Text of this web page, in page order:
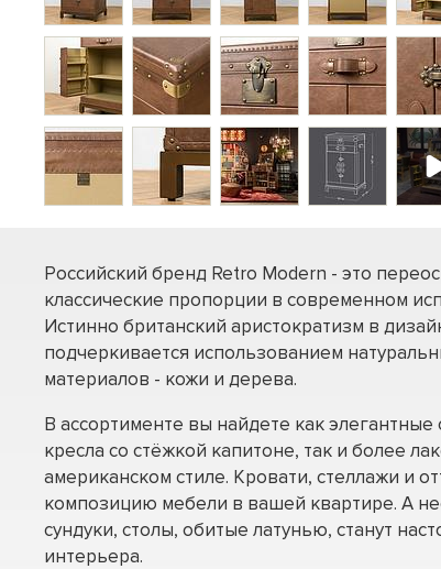
Российский бренд Retro Modern - это
классические пропорции в современном
Истинно британский аристократизм в
подчеркивается использованием
материалов - кожи и дерева.
В ассортименте вы найдете как
кресла со стёжкой капитоне, так и более
американском стиле. Кровати, стеллажи и
композицию мебели в вашей квартире. А
сундуки, столы, обитые латунью, станут
интерьера.